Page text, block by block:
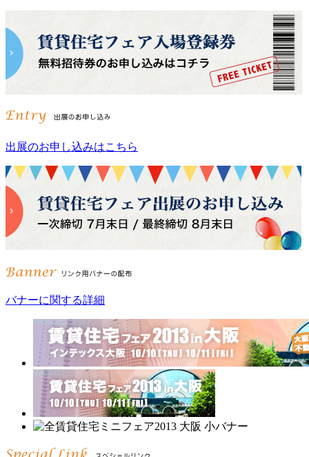
出展のお申し込みはこちら
バナーに関する詳細